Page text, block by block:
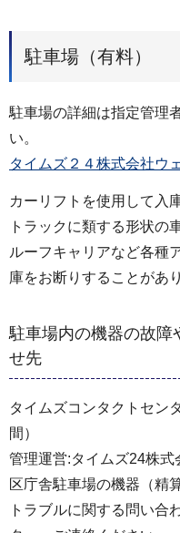
駐車場（有料）
駐車場の詳細は指定管理
い。
タイムズ２４株式会社ウ
カーリフトを使用して入
トラックに類する形状の
ルーフキャリアなど各種
庫をお断りすることがあ
駐車場内の機器の故障
せ先
タイムズコンタクトセン
間）
管理運営:タイムズ24株式
区庁舎駐車場の機器（精
トラブルに関する問い合